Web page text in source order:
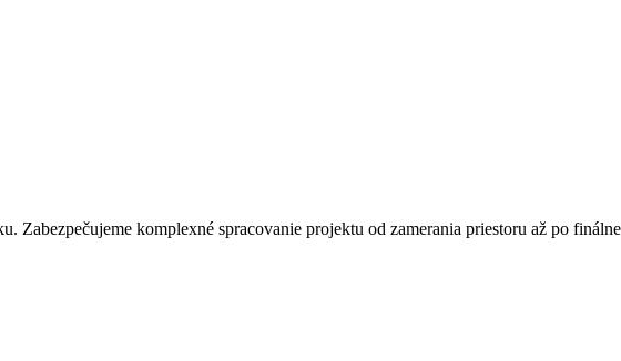
Zabezpečujeme komplexné spracovanie projektu od zamerania priestoru až po